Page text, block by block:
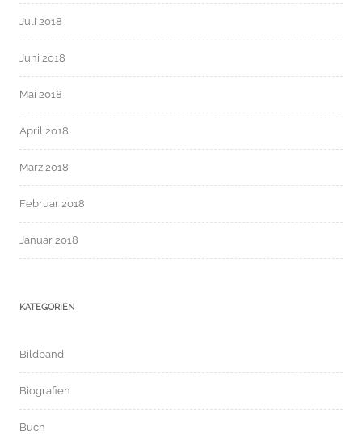
Juli 2018
Juni 2018
Mai 2018
April 2018
März 2018
Februar 2018
Januar 2018
KATEGORIEN
Bildband
Biografien
Buch